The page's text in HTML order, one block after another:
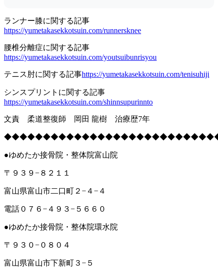
ランナー膝に関する記事
https://yumetakasekkotsuin.com/runnersknee
腰椎分離症に関する記事
https://yumetakasekkotsuin.com/youtsuibunrisyou
テニス肘に関する記事https://yumetakasekkotsuin.com/tenisuhiji
シンスプリントに関する記事
https://yumetakasekkotsuin.com/shinnsupurinnto
文責 柔道整復師 岡田 龍樹 治療歴7年
●ゆめたか接骨院・整体院富山院
〒９３９−８２１１
富山県富山市二口町２−４−４
電話０７６−４９３−５６６０
●ゆめたか接骨院・整体院環水院
〒９３０−０８０４
富山県富山市下新町３−５